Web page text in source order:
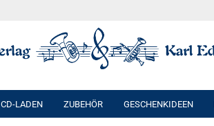
CD-LADEN ZUBEHÖR GESCHENKIDEEN